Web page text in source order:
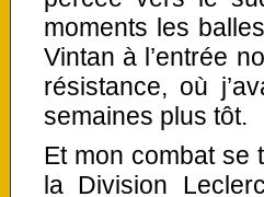
moments les
Vintan à l’entrée
résistance, où
semaines plus tôt.
Et mon combat se
la Division